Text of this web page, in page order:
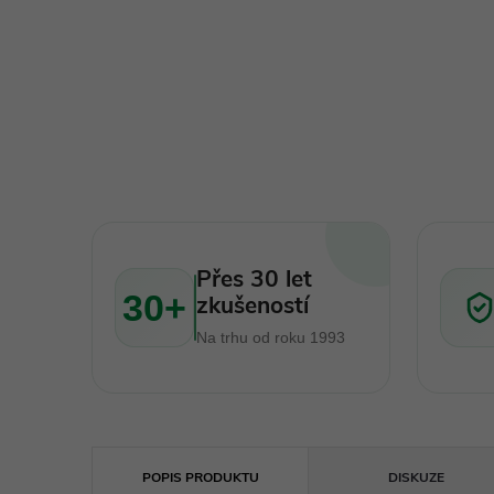
30+
Přes 30 let
zkušeností
Na trhu od roku 1993
POPIS PRODUKTU DISKUZE